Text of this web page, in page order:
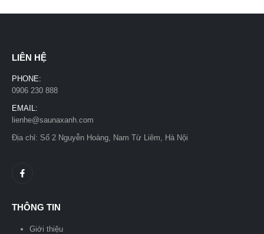
LIÊN HỆ
PHONE:
0906 230 888
EMAIL:
lienhe@saunaxanh.com
Địa chỉ: Số 2 Nguyễn Hoàng, Nam Từ Liêm, Hà Nội
THÔNG TIN
Giới thiệu